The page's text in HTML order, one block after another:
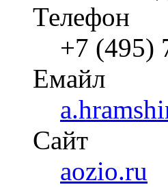
Телефон
+7 (495)
Емайл
Cайт
aozio.ru